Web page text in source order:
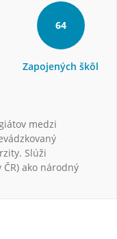
64
Zapojených škôl
medzi
Slúži
ako národný